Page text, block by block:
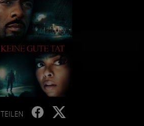
TEILEN